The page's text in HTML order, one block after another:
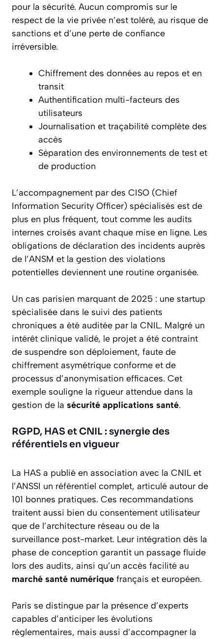
pour la sécurité. Aucun compromis sur le
respect de la vie privée n’est toléré, au risque de
sanctions et d’une perte de confiance
irréversible.
Chiffrement des données au repos et en
transit
Authentification multi-facteurs des
utilisateurs
Journalisation et traçabilité complète des
accès
Séparation des environnements de test et
de production
L’accompagnement par des CISO (Chief
Information Security Officer) spécialisés est de
plus en plus fréquent, tout comme les audits
internes croisés avant chaque mise en ligne. Les
obligations de déclaration des incidents auprès
de l’ANSM et la gestion des violations
potentielles deviennent une routine organisée.
Un cas parisien marquant de 2025 : une startup
spécialisée dans le suivi des patients
chroniques a été auditée par la CNIL. Malgré un
intérêt clinique validé, le projet a été contraint
de suspendre son déploiement, faute de
chiffrement asymétrique conforme et de
processus d’anonymisation efficaces. Cet
exemple souligne la rigueur attendue dans la
gestion de la sécurité applications santé.
RGPD, HAS et CNIL : synergie des
référentiels en vigueur
La HAS a publié en association avec la CNIL et
l’ANSSI un référentiel complet, articulé autour de
101 bonnes pratiques. Ces recommandations
traitent aussi bien du consentement utilisateur
que de l’architecture réseau ou de la
surveillance post-market. Leur intégration dès la
phase de conception garantit un passage fluide
lors des audits, ainsi qu’un accès facilité au
marché santé numérique français et européen.
Paris se distingue par la présence d’experts
capables d’anticiper les évolutions
réglementaires, mais aussi d’accompagner la